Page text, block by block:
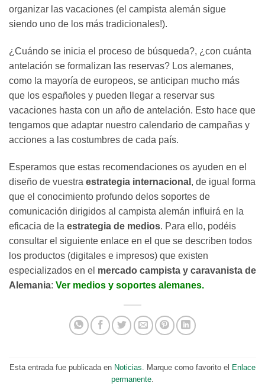
organizar las vacaciones (el campista alemán sigue
siendo uno de los más tradicionales!).
¿Cuándo se inicia el proceso de búsqueda?, ¿con cuánta
antelación se formalizan las reservas? Los alemanes,
como la mayoría de europeos, se anticipan mucho más
que los españoles y pueden llegar a reservar sus
vacaciones hasta con un año de antelación. Esto hace que
tengamos que adaptar nuestro calendario de campañas y
acciones a las costumbres de cada país.
Esperamos que estas recomendaciones os ayuden en el
diseño de vuestra estrategia internacional , de igual forma
que el conocimiento profundo delos soportes de
comunicación dirigidos al campista alemán influirá en la
eficacia de la estrategia de medios. Para ello, podéis
consultar el siguiente enlace en el que se describen todos
los productos (digitales e impresos) que existen
especializados en el mercado campista y caravanista de
Alemania: Ver medios y soportes alemanes.
Esta entrada fue publicada en Noticias . Marque como favorito el Enlace
permanente